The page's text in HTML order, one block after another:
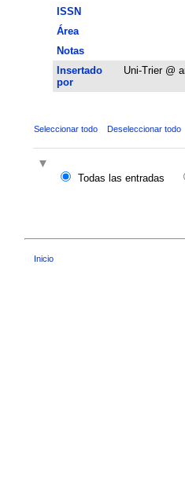
ISSN
Área
Notas
Insertado
por
Uni-Trier @
Seleccionar todo Deseleccionar todo
Todas las entradas
Inicio